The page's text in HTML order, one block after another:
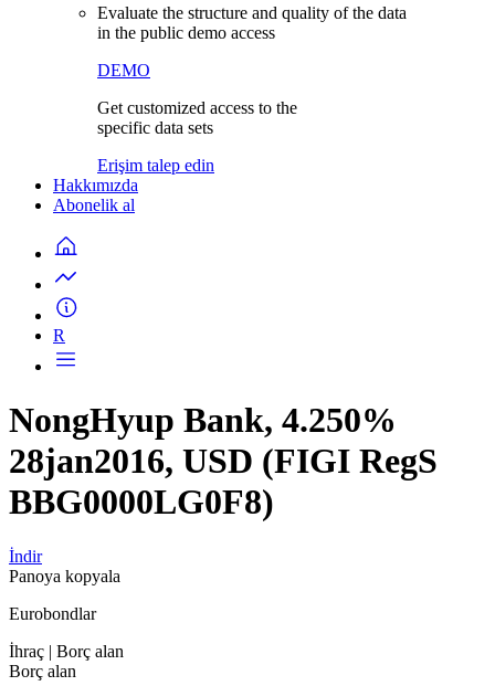
Evaluate the structure and quality of the data
in the public demo access
DEMO
Get customized access to the
specific data sets
Erişim talep edin
Hakkımızda
Abonelik al
R
NongHyup Bank, 4.250%
28jan2016, USD (FIGI RegS
BBG0000LG0F8)
İndir
Panoya kopyala
Eurobondlar
İhraç | Borç alan
Borç alan